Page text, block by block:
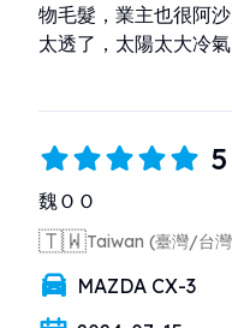
物毛髮，業主也很阿
太透了，太陽太大冷
5
魏ＯＯ
🇹🇼Taiwan (臺灣/台
MAZDA CX-3